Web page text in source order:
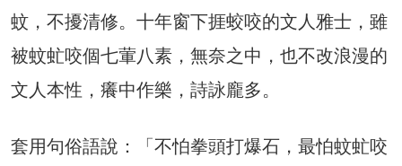
蚊，不擾清修。十年窗下捱蛟咬的文人雅士，雖
被蚊虻咬個七葷八素，無奈之中，也不改浪漫的
文人本性，癢中作樂，詩詠龐多。
套用句俗語說：「不怕拳頭打爆石，最怕蚊虻咬